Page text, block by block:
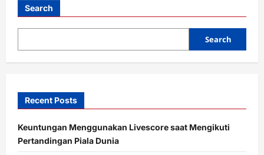
o
n
Search
Search
Recent Posts
Keuntungan Menggunakan Livescore saat Mengikuti
Pertandingan Piala Dunia